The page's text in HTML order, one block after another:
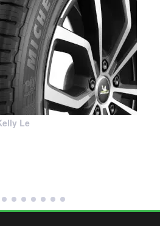
Michelin Primacy SUV: Đáng
Le